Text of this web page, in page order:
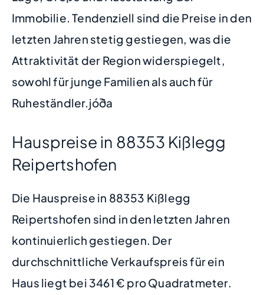
Immobilie. Tendenziell sind die Preise in den
letzten Jahren stetig gestiegen, was die
Attraktivität der Region widerspiegelt,
sowohl für junge Familien als auch für
Ruheständler.jóða
Hauspreise in 88353 Kißlegg
Reipertshofen
Die Hauspreise in 88353 Kißlegg
Reipertshofen sind in den letzten Jahren
kontinuierlich gestiegen. Der
durchschnittliche Verkaufspreis für ein
Haus liegt bei 3461 € pro Quadratmeter.